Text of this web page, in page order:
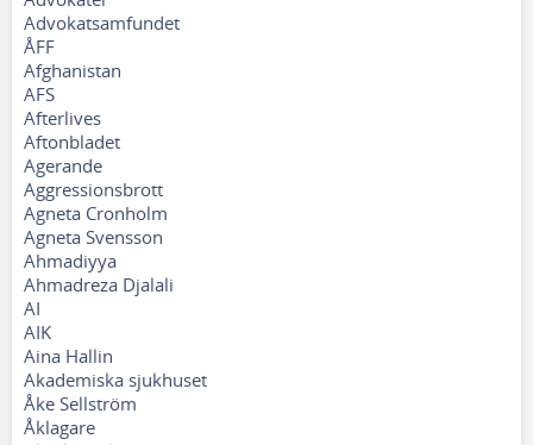
Advokatsamfundet
ÅFF
Afghanistan
AFS
Afterlives
Aftonbladet
Agerande
Aggressionsbrott
Agneta Cronholm
Agneta Svensson
Ahmadiyya
Ahmadreza Djalali
AI
AIK
Aina Hallin
Akademiska sjukhuset
Åke Sellström
Åklagare